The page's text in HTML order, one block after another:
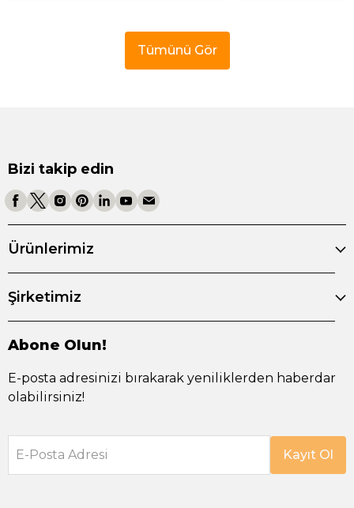
Tümünü Gör
Bizi takip edin
Ürünlerimiz
Şirketimiz
Abone Olun!
E-posta adresinizi bırakarak yeniliklerden haberdar
olabilirsiniz!
E-Posta Adresi Kayıt Ol